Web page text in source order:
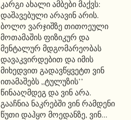
კარგი ახალი ამბები მაქვს:
დაშავებული არავინ არის.
ბოლო ვარჯიშზე თითოეული
მოთამაშის ფიზიკურ და
მენტალურ მდგომარეობას
დავაკვირდებით და იმის
მიხედვით გადავწყვეტთ ვინ
ითამაშებს „ტულუზის’’
წინააღმდეგ და ვინ არა.
გააჩნია ნაკრებში ვინ რამდენი
წუთი დაჰყო მოედანზე, ვინ...